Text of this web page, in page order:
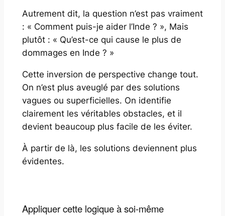
Autrement dit, la question n’est pas vraiment
: « Comment puis-je aider l’Inde ? », Mais
plutôt : « Qu’est-ce qui cause le plus de
dommages en Inde ? »
Cette inversion de perspective change tout.
On n’est plus aveuglé par des solutions
vagues ou superficielles. On identifie
clairement les véritables obstacles, et il
devient beaucoup plus facile de les éviter.
À partir de là, les solutions deviennent plus
évidentes.
Appliquer cette logique à soi-même